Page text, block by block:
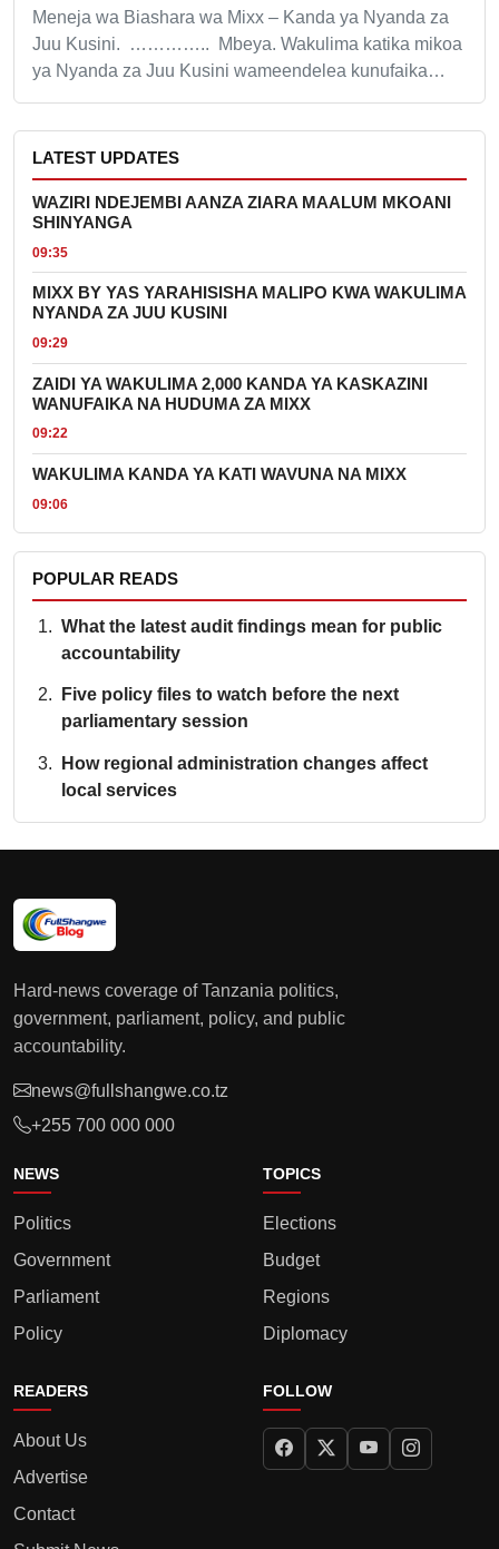
Meneja wa Biashara wa Mixx – Kanda ya Nyanda za
Juu Kusini. ………….. Mbeya. Wakulima katika mikoa
ya Nyanda za Juu Kusini wameendelea kunufaika…
LATEST UPDATES
WAZIRI NDEJEMBI AANZA ZIARA MAALUM MKOANI
SHINYANGA
09:35
MIXX BY YAS YARAHISISHA MALIPO KWA WAKULIMA
NYANDA ZA JUU KUSINI
09:29
ZAIDI YA WAKULIMA 2,000 KANDA YA KASKAZINI
WANUFAIKA NA HUDUMA ZA MIXX
09:22
WAKULIMA KANDA YA KATI WAVUNA NA MIXX
09:06
POPULAR READS
What the latest audit findings mean for public
accountability
Five policy files to watch before the next
parliamentary session
How regional administration changes affect
local services
Hard-news coverage of Tanzania politics,
government, parliament, policy, and public
accountability.
news@fullshangwe.co.tz
+255 700 000 000
NEWS
Politics
Government
Parliament
Policy
TOPICS
Elections
Budget
Regions
Diplomacy
READERS
About Us
Advertise
Contact
FOLLOW